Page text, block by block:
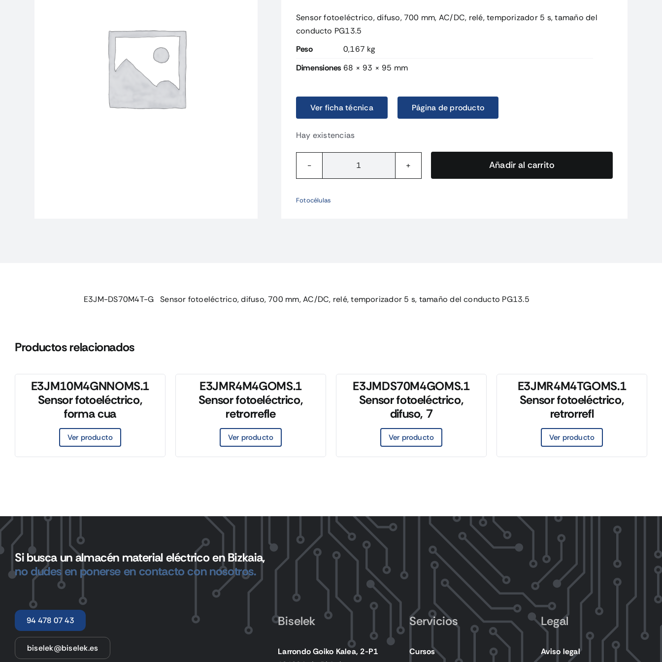
Sensor fotoeléctrico, difuso, 700 mm, AC/DC, relé, temporizador 5 s, tamaño del
conducto PG13.5
Peso
0,167 kg
Dimensiones 68 × 93 × 95 mm
Ver ficha técnica Página de producto
Hay existencias
E3JMDS70M4TGOMS.1
Añadir al carrito
Fotocélulas
E3JM-DS70M4T-G Sensor fotoeléctrico, difuso, 700 mm, AC/DC, relé, temporizador 5 s, tamaño del conducto PG13.5
Productos relacionados
E3JM10M4GNNOMS.1
Sensor fotoeléctrico,
forma cua
Ver producto
E3JMR4M4GOMS.1
Sensor fotoeléctrico,
retrorrefle
Ver producto
E3JMDS70M4GOMS.1
Sensor fotoeléctrico,
difuso, 7
Ver producto
E3JMR4M4TGOMS.1
Sensor fotoeléctrico,
retrorrefl
Ver producto
Si busca un almacén material eléctrico en Bizkaia,
no dudes en ponerse en contacto con nosotros.
94 478 07 43
biselek@biselek.es
Biselek
Larrondo Goiko Kalea, 2-P1
Servicios
Cursos
Legal
Aviso legal